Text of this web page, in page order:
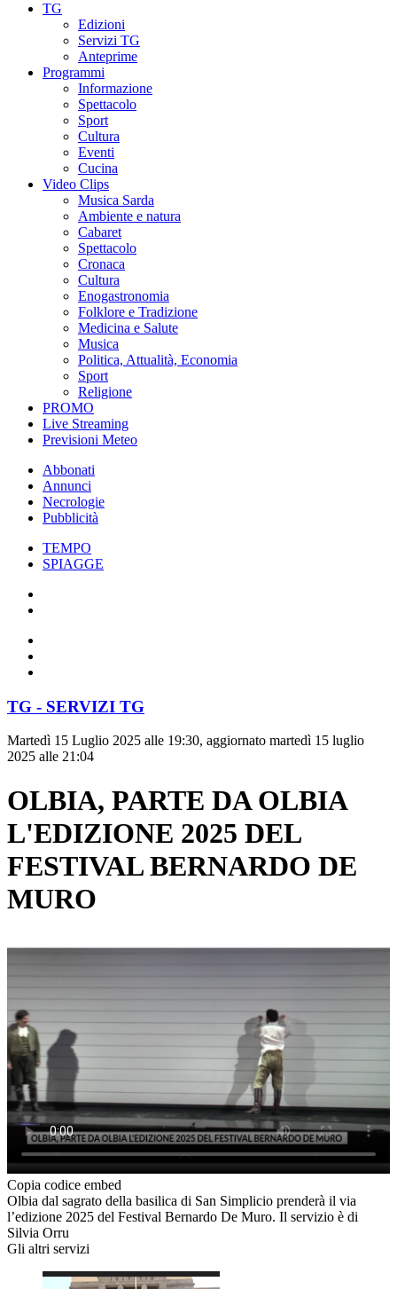
TG
Edizioni
Servizi TG
Anteprime
Programmi
Informazione
Spettacolo
Sport
Cultura
Eventi
Cucina
Video Clips
Musica Sarda
Ambiente e natura
Cabaret
Spettacolo
Cronaca
Cultura
Enogastronomia
Folklore e Tradizione
Medicina e Salute
Musica
Politica, Attualità, Economia
Sport
Religione
PROMO
Live Streaming
Previsioni Meteo
Abbonati
Annunci
Necrologie
Pubblicità
TEMPO
SPIAGGE
TG - SERVIZI TG
Martedì 15 Luglio 2025 alle 19:30, aggiornato martedì 15 luglio
2025 alle 21:04
OLBIA, PARTE DA OLBIA
L'EDIZIONE 2025 DEL
FESTIVAL BERNARDO DE
MURO
Copia codice embed
Olbia dal sagrato della basilica di San Simplicio prenderà il via
l’edizione 2025 del Festival Bernardo De Muro. Il servizio è di
Silvia Orru
Gli altri servizi